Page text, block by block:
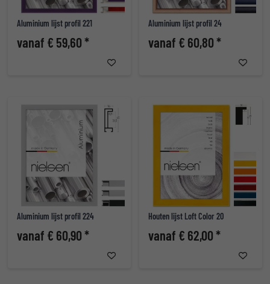
Aluminium lijst profil 221
vanaf € 59,60 *
Aluminium lijst profil 24
vanaf € 60,80 *
Aluminium lijst profil 224
vanaf € 60,90 *
Houten lijst Loft Color 20
vanaf € 62,00 *